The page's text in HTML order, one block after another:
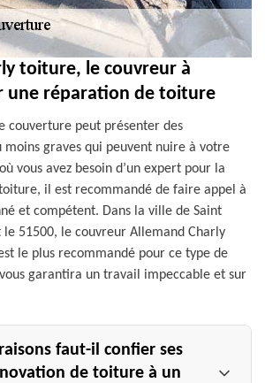
toiture, le couvreur à
une réparation de toiture
couverture peut présenter des
moins graves qui peuvent nuire à votre
vous avez besoin d’un expert pour la
il est recommandé de faire appel à
et compétent. Dans la ville de Saint
le 51500, le couvreur Allemand Charly
le plus recommandé pour ce type de
garantira un travail impeccable et sur
faut-il confier ses
de toiture à un